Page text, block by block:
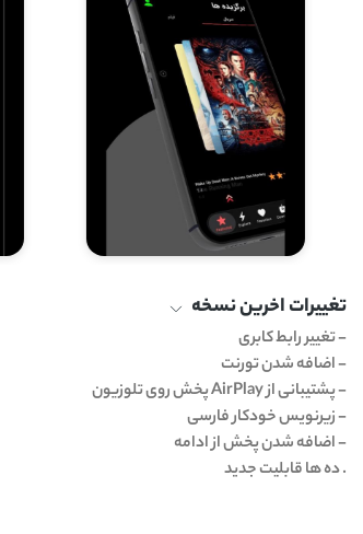
تغییرات اخرین نسخه
- تغییر رابط کابری
- اضافه شدن تورنت
- پشتیبانی از AirPlay پخش روی تلوزیون
- زیرنویس خودکار فارسی
- اضافه شدن پخش از ادامه
. ده ها قابلیت جدید